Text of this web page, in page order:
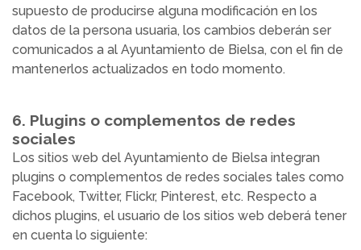
supuesto de producirse alguna modificación en los
datos de la persona usuaria, los cambios deberán ser
comunicados a al Ayuntamiento de Bielsa, con el fin de
mantenerlos actualizados en todo momento.
6. Plugins o complementos de redes
sociales
Los sitios web del Ayuntamiento de Bielsa integran
plugins o complementos de redes sociales tales como
Facebook, Twitter, Flickr, Pinterest, etc. Respecto a
dichos plugins, el usuario de los sitios web deberá tener
en cuenta lo siguiente: